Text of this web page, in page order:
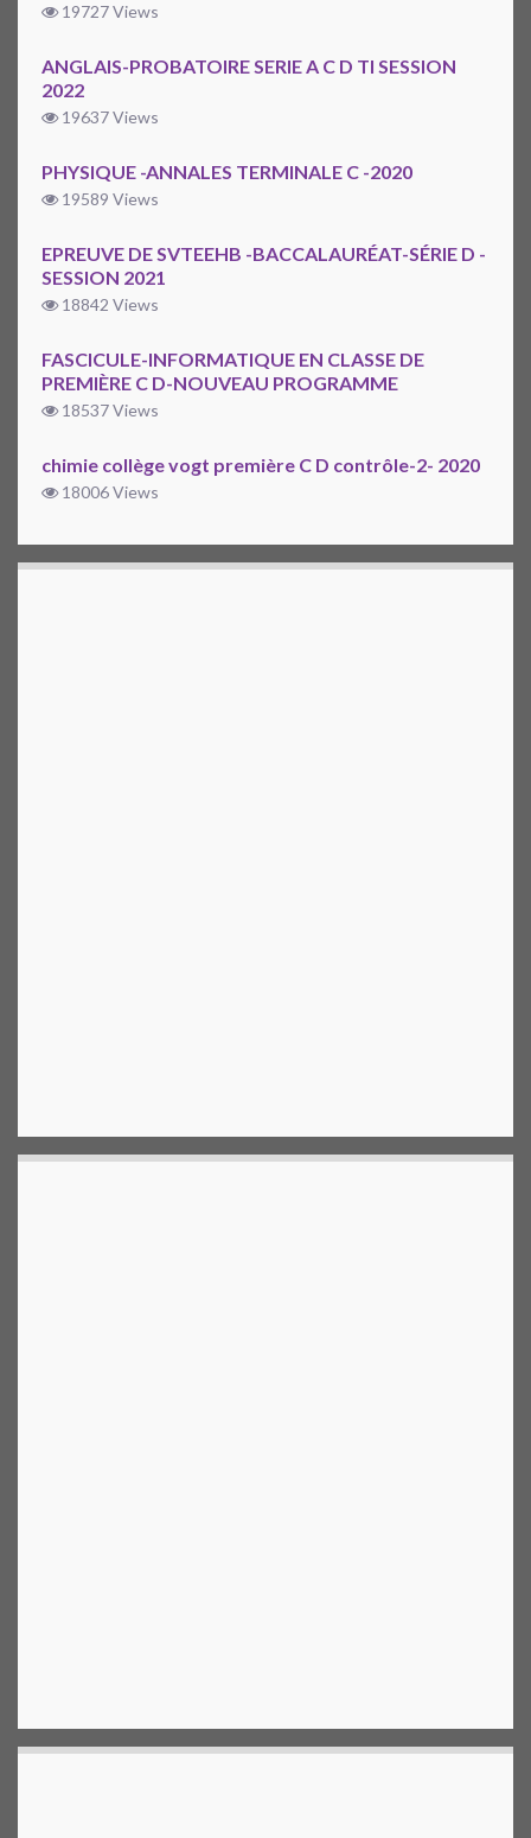
19727 Views
ANGLAIS-PROBATOIRE SERIE A C D TI SESSION
2022
19637 Views
PHYSIQUE -ANNALES TERMINALE C -2020
19589 Views
EPREUVE DE SVTEEHB -BACCALAURÉAT-SÉRIE D -
SESSION 2021
18842 Views
FASCICULE-INFORMATIQUE EN CLASSE DE
PREMIÈRE C D-NOUVEAU PROGRAMME
18537 Views
chimie collège vogt première C D contrôle-2- 2020
18006 Views